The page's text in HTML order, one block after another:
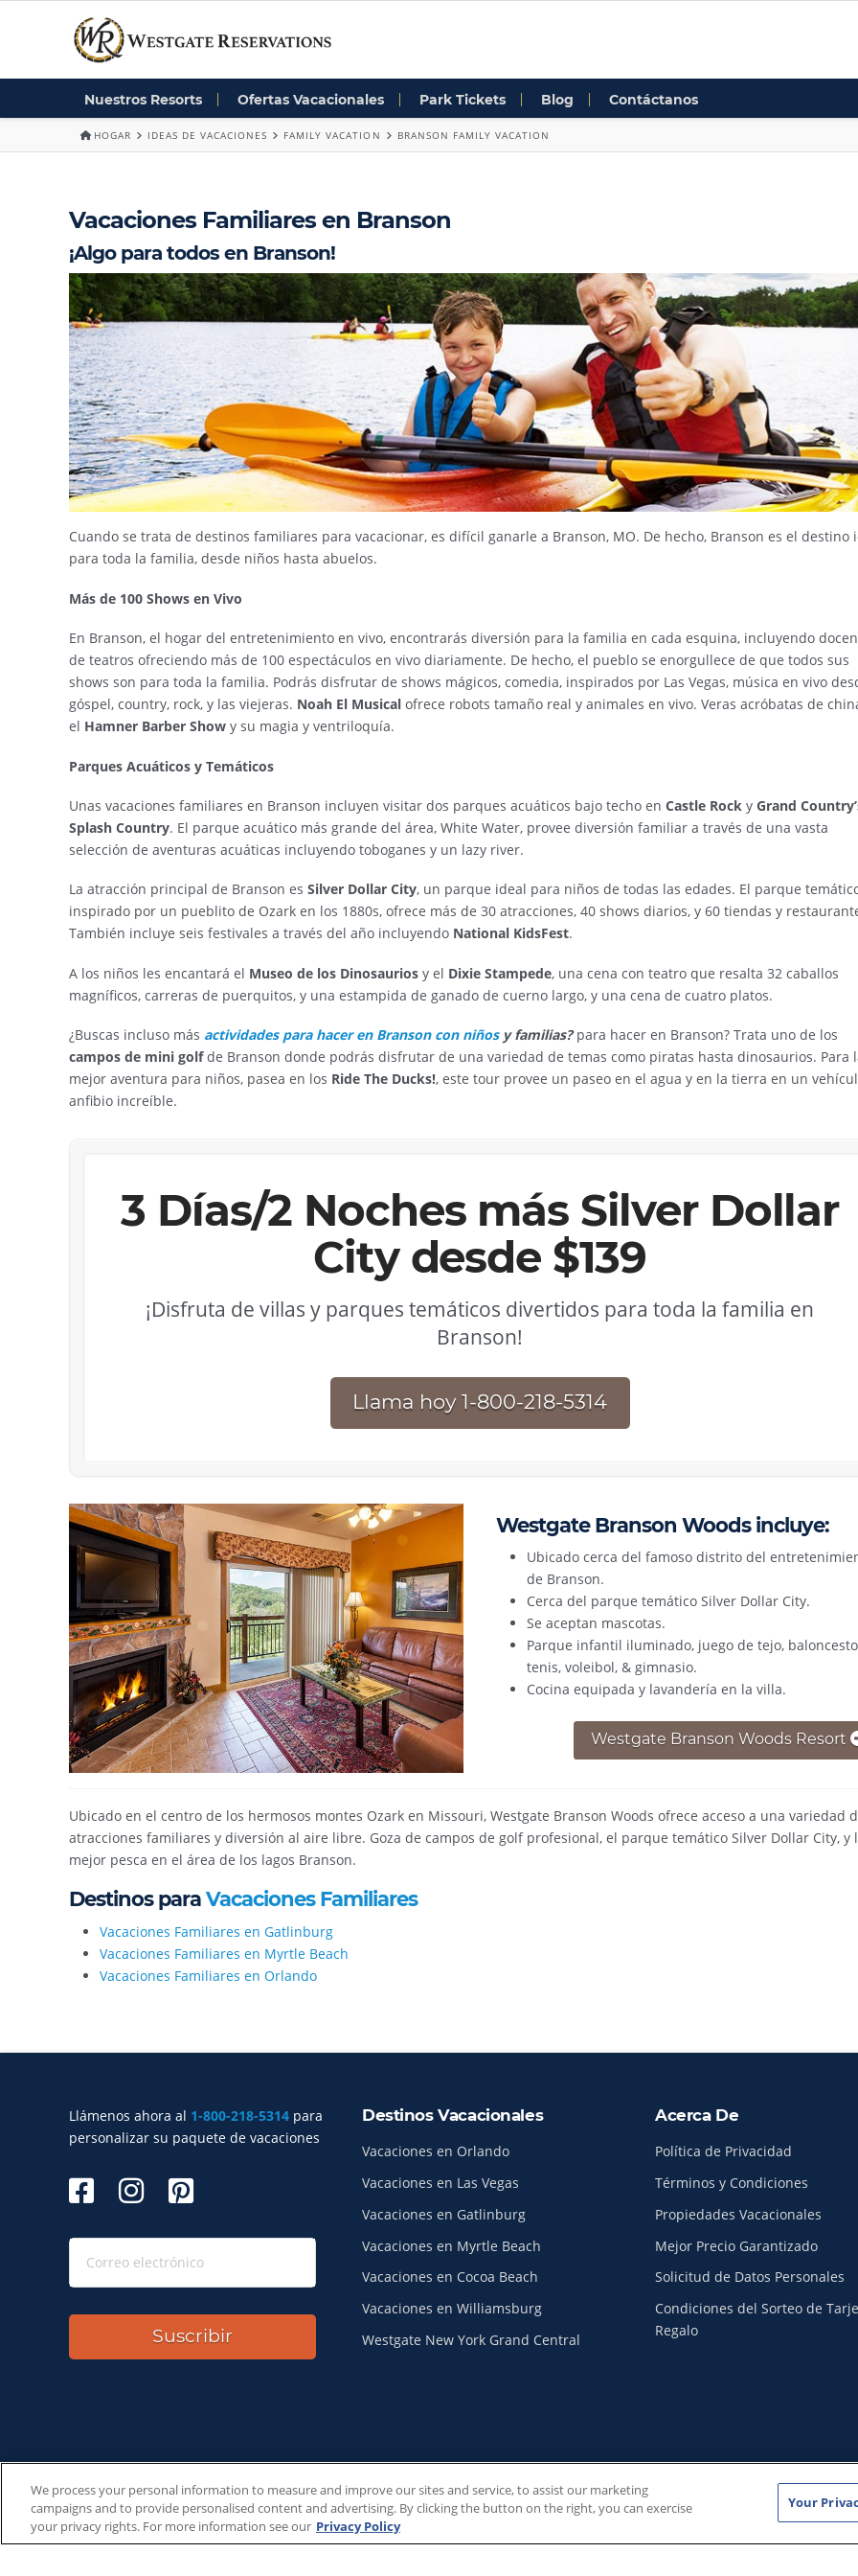
Nuestros Resorts Ofertas Vacacionales Park Tickets Blog Contáctanos
HOGAR IDEAS DE VACACIONES FAMILY VACATION BRANSON FAMILY VACATION
Vacaciones Familiares en Branson
¡Algo para todos en Branson!
Cuando se trata de destinos familiares para vacacionar, es difícil ganarle a Branson, MO. De hecho, Branson es el destino
para toda la familia, desde niños hasta abuelos.
Más de 100 Shows en Vivo
En Branson, el hogar del entretenimiento en vivo, encontrarás diversión para la familia en cada esquina, incluyendo
de teatros ofreciendo más de 100 espectáculos en vivo diariamente. De hecho, el pueblo se enorgullece de que todos sus
shows son para toda la familia. Podrás disfrutar de shows mágicos, comedia, inspirados por Las Vegas, música en vivo
góspel, country, rock, y las viejeras. Noah El Musical ofrece robots tamaño real y animales en vivo. Veras acróbatas de
el Hamner Barber Show y su magia y ventriloquía.
Parques Acuáticos y Temáticos
Unas vacaciones familiares en Branson incluyen visitar dos parques acuáticos bajo techo en Castle Rock y Grand
Splash Country. El parque acuático más grande del área, White Water, provee diversión familiar a través de una vasta
selección de aventuras acuáticas incluyendo toboganes y un lazy river.
La atracción principal de Branson es Silver Dollar City, un parque ideal para niños de todas las edades. El parque
inspirado por un pueblito de Ozark en los 1880s, ofrece más de 30 atracciones, 40 shows diarios, y 60 tiendas y
También incluye seis festivales a través del año incluyendo National KidsFest.
A los niños les encantará el Museo de los Dinosaurios y el Dixie Stampede, una cena con teatro que resalta 32 caballos
magníficos, carreras de puerquitos, y una estampida de ganado de cuerno largo, y una cena de cuatro platos.
¿Buscas incluso más actividades para hacer en Branson con niñosy familias?para hacer en Branson? Trata uno de los
campos de mini golfde Branson donde podrás disfrutar de una variedad de temas como piratas hasta dinosaurios. Para
mejor aventura para niños, pasea en los Ride The Ducks!, este tour provee un paseo en el agua y en la tierra en un
anfibio increíble.
3 Días/2 Noches más Silver Dollar
City desde $139
¡Disfruta de villas y parques temáticos divertidos para toda la familia en
Branson!
Llama hoy 1-800-218-5314
Westgate Branson Woods incluye:
Ubicado cerca del famoso distrito del
de Branson.
Cerca del parque temático Silver Dollar City.
Se aceptan mascotas.
Parque infantil iluminado, juego de tejo,
tenis, voleibol, & gimnasio.
Cocina equipada y lavandería en la villa.
Westgate Branson Woods Resort
Ubicado en el centro de los hermosos montes Ozark en Missouri, Westgate Branson Woods ofrece acceso a una variedad
atracciones familiares y diversión al aire libre. Goza de campos de golf profesional, el parque temático Silver Dollar City, y
mejor pesca en el área de los lagos Branson.
Destinos para Vacaciones Familiares
Vacaciones Familiares en Gatlinburg
Vacaciones Familiares en Myrtle Beach
Vacaciones Familiares en Orlando
Índice del sitio
Llámenos ahora al 1-800-218-5314 para
personalizar su paquete de vacaciones
Suscribir
Destinos Vacacionales
Vacaciones en Orlando
Vacaciones en Las Vegas
Vacaciones en Gatlinburg
Vacaciones en Myrtle Beach
Vacaciones en Cocoa Beach
Vacaciones en Williamsburg
Westgate New York Grand Central
Acerca De
Política de Privacidad
Términos y Condiciones
Propiedades Vacacionales
Mejor Precio Garantizado
Solicitud de Datos Personales
Condiciones del Sorteo de
Regalo
SeaWorld y todas las marcas y elementos relacionados TM & © 2026
Disney y todas las marcas y elementos relacionados TM & © 2026 Walt
We process your personal information to measure and improve our sites and service, to assist our marketing
campaigns and to provide personalised content and advertising. By clicking the button on the right, you can exercise
your privacy rights. For more information see our Privacy Policy
Your